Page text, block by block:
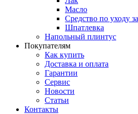
Масло
Средство по уходу
Шпатлевка
Напольный плинтус
Покупателям
Как купить
Доставка и оплата
Гарантии
Сервис
Новости
Статьи
Контакты